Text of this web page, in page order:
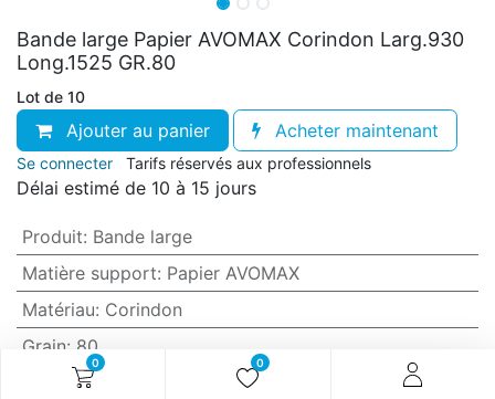
0 0
Bande large Papier AVOMAX Corindon Larg.930
Long.1525 GR.80
Lot de 10
Ajouter au panier Acheter maintenant
Se connecter Tarifs réservés aux professionnels
Délai estimé de 10 à 15 jours
Produit: Bande large
Matière support: Papier AVOMAX
Matériau: Corindon
Grain: 80
Anti-encrassement